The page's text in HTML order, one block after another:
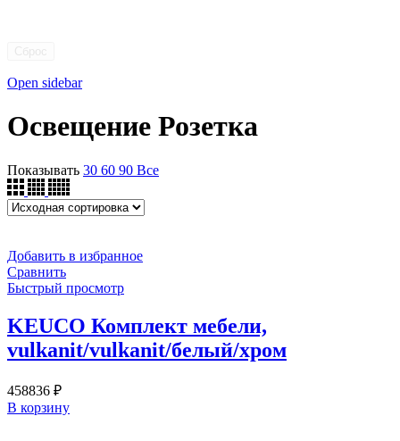
Open sidebar
Освещение Розетка
Показывать 30 60 90 Все
Добавить в избранное
Сравнить
Быстрый просмотр
KEUCO Комплект мебели,
vulkanit/vulkanit/белый/хром
458836 ₽
В корзину